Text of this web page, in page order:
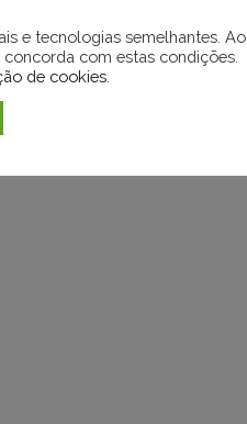
e tecnologias semelhantes. Ao
com estas condições.
de cookies